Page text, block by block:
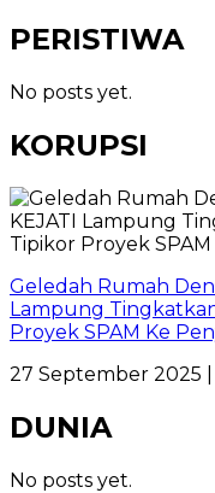
PERISTIWA
No posts yet.
KORUPSI
Geledah Rumah
Lampung
Proyek SPAM Ke
27 September 2025 |
DUNIA
No posts yet.